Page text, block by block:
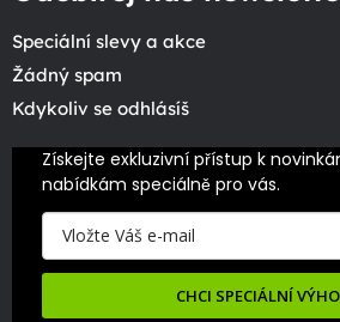
Speciální slevy a akce
Žádný spam
Kdykoliv se odhlásíš
Získejte exkluzivní přístup k
nabídkám speciálně pro vás.
CHCI SPECIÁLNÍ